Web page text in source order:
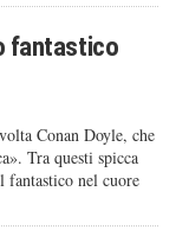
fantastico
Conan Doyle, che
Tra questi spicca
nel cuore